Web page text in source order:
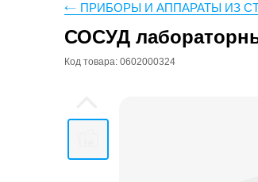
ПРИБОРЫ И АППАРАТЫ ИЗ
СОСУД
Код товара: 0602000324